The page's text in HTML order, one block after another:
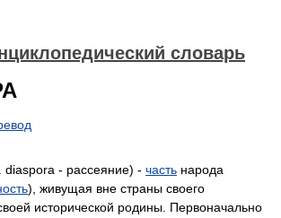
словарь
- рассеяние) - часть народа
), живущая вне страны своего
исторической родины. Первоначально